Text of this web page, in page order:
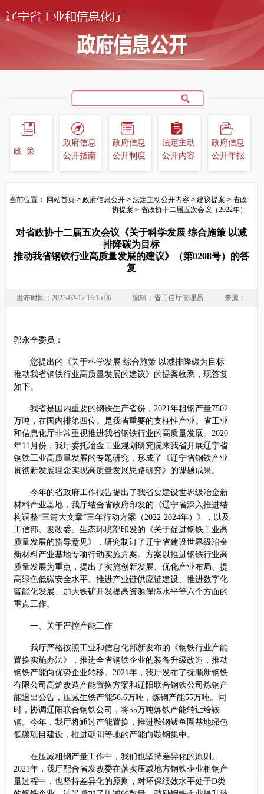
政策
政府信息
公开指南
政府信息
公开制度
法定主动
公开内容
政府信息
公开年报
当前位置： 网站首页> 政府信息公开> 法定主动公开内容> 建议提案 > 省政
协提案 > 省政协十二届五次会议（2022年）
对省政协十二届五次会议《关于科学发展 综合施策 以减
排降碳为目标
推动我省钢铁行业高质量发展的建议》（第0208号）的答
复
发布时间：2023-02-17 13:15:06 编辑：省工信厅管理员 来源：
郭永全委员：
您提出的《关于科学发展 综合施策 以减排降碳为目标
推动我省钢铁行业高质量发展的建议》的提案收悉，现答复
如下。
我省是国内重要的钢铁生产省份，2021年粗钢产量7502
万吨，在国内排第四位。是我省重要的支柱性产业。省工业
和信息化厅非常重视推进我省钢铁行业的高质量发展。2020
年11月份，我厅委托冶金工业规划研究院来我省开展辽宁省
钢铁工业高质量发展的专题研究，形成了《辽宁省钢铁产业
贯彻新发展理念实现高质量发展思路研究》的课题成果。
今年的省政府工作报告提出了我省要建设世界级冶金新
材料产业基地，我厅结合省政府印发的《辽宁省深入推进结
构调整“三篇大文章”三年行动方案（2022-2024年）》，以及
工信部、发改委、生态环境部印发的《关于促进钢铁工业高
质量发展的指导意见》，研究制订了辽宁省建设世界级冶金
新材料产业基地专项行动实施方案。方案以推进钢铁行业高
质量发展为重点，提出了实施创新发展、优化产业布局、提
高绿色低碳安全水平、推进产业链供应链建设、推进数字化
智能化发展、加大铁矿开发提高资源保障水平等六个方面的
重点工作。
一、关于严控产能工作
我厅严格按照工业和信息化部新发布的《钢铁行业产能
置换实施办法》，推进全省钢铁企业的装备升级改造，推动
钢铁产能向优势企业转移。2021年，我厅发布了抚顺新钢铁
有限公司高炉改造产能置换方案和辽阳联合钢铁公司炼钢产
能退出公告，压减生铁产能56.6万吨，炼钢产能55万吨。同
时，协调辽阳联合钢铁公司，将55万吨炼铁产能转让给鞍
钢。今年，我厅将通过产能置换，推进鞍钢鲅鱼圈基地绿色
低碳项目建设，推进朝阳等地的产能向鞍钢集中。
在压减粗钢产量工作中，我们也坚持差异化的原则。
2021年，我厅配合省发改委在落实压减地方钢铁企业粗钢产
量过程中，也坚持差异化的原则，对环保绩效水平处于D类